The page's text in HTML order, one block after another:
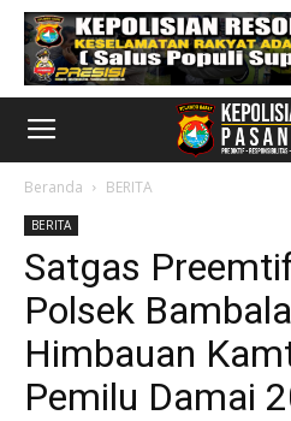
Beranda BERITA
BERITA
Satgas
Polsek
Himbauan
Pemilu Damai